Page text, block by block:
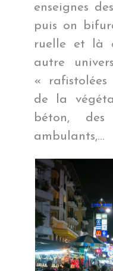
enseignes
puis on
ruelle et là
autre
«
de la
béton, des
ambulants,…